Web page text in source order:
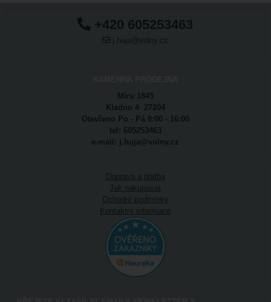
+420 605253463
j.huja@volny.cz
Míru 1845
Kladno 4 27204
Otevřeno Po - Pá 8:00 - 16:00
tel: 605253463
e-mail: j.huja@volny.cz
Doprava a platba
Jak nakupovat
Ochodní podmínky
Kontaktní informace